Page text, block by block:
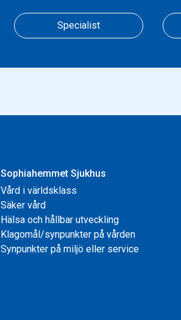
Specialist
Sophiahemmet Sjukhus
Vård i världsklass
Säker vård
Hälsa och hållbar utveckling
Klagomål/synpunkter på vården
Synpunkter på miljö eller service